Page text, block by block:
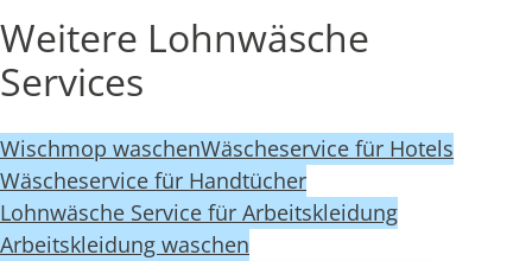
Weitere Lohnwäsche
Services
Wischmop waschenWäscheservice für Hotels
Wäscheservice für Handtücher
Lohnwäsche Service für Arbeitskleidung
Arbeitskleidung waschen